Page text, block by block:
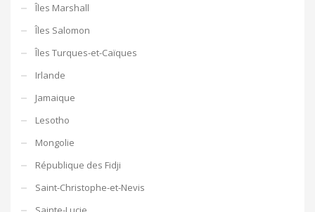
Îles Marshall
Îles Salomon
Îles Turques-et-Caïques
Irlande
Jamaique
Lesotho
Mongolie
République des Fidji
Saint-Christophe-et-Nevis